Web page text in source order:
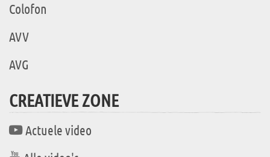
Colofon
AVV
AVG
CREATIEVE ZONE
Actuele video